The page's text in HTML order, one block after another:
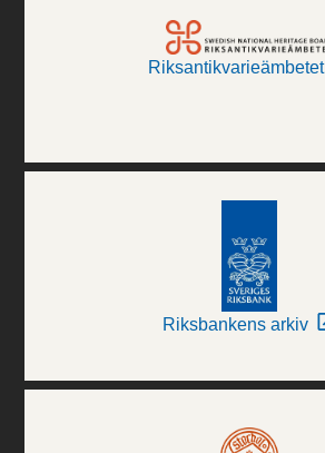
Riksantikvarieämbetet
Riksbankens arkiv